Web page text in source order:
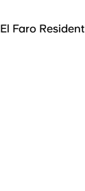
El Faro Resident